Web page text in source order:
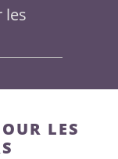
les
LES